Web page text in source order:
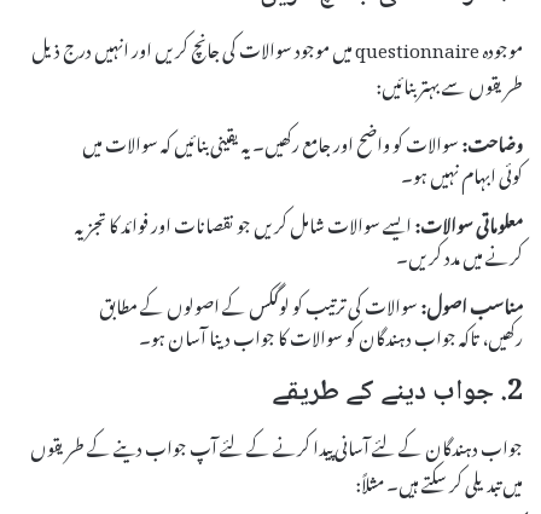
موجودہ questionnaire میں موجود سوالات کی جانچ کریں اور انہیں درج ذیل
طریقوں سے بہتر بنائیں:
وضاحت:سوالات کو واضح اور جامع رکھیں۔ یہ یقینی بنائیں کہ سوالات میں
کوئی ابہام نہیں ہو۔
معلوماتی سوالات:ایسے سوالات شامل کریں جو نقصانات اور فوائد کا تجزیہ
کرنے میں مدد کریں۔
مناسب اصول:سوالات کی ترتیب کو لوگکس کے اصولوں کے مطابق
رکھیں، تاکہ جواب دہندگان کو سوالات کا جواب دینا آسان ہو۔
2. جواب دینے کے طریقے
جواب دہندگان کے لئے آسانی پیدا کرنے کے لئے آپ جواب دینے کے طریقوں
میں تبدیلی کر سکتے ہیں۔ مثلاً: